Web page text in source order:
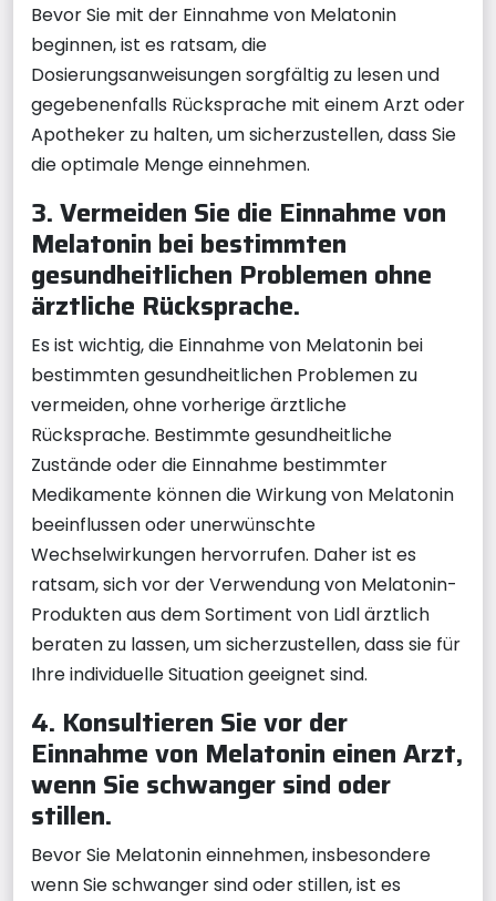
Bevor Sie mit der Einnahme von Melatonin
beginnen, ist es ratsam, die
Dosierungsanweisungen sorgfältig zu lesen und
gegebenenfalls Rücksprache mit einem Arzt oder
Apotheker zu halten, um sicherzustellen, dass Sie
die optimale Menge einnehmen.
3. Vermeiden Sie die Einnahme von
Melatonin bei bestimmten
gesundheitlichen Problemen ohne
ärztliche Rücksprache.
Es ist wichtig, die Einnahme von Melatonin bei
bestimmten gesundheitlichen Problemen zu
vermeiden, ohne vorherige ärztliche
Rücksprache. Bestimmte gesundheitliche
Zustände oder die Einnahme bestimmter
Medikamente können die Wirkung von Melatonin
beeinflussen oder unerwünschte
Wechselwirkungen hervorrufen. Daher ist es
ratsam, sich vor der Verwendung von Melatonin-
Produkten aus dem Sortiment von Lidl ärztlich
beraten zu lassen, um sicherzustellen, dass sie für
Ihre individuelle Situation geeignet sind.
4. Konsultieren Sie vor der
Einnahme von Melatonin einen Arzt,
wenn Sie schwanger sind oder
stillen.
Bevor Sie Melatonin einnehmen, insbesondere
wenn Sie schwanger sind oder stillen, ist es